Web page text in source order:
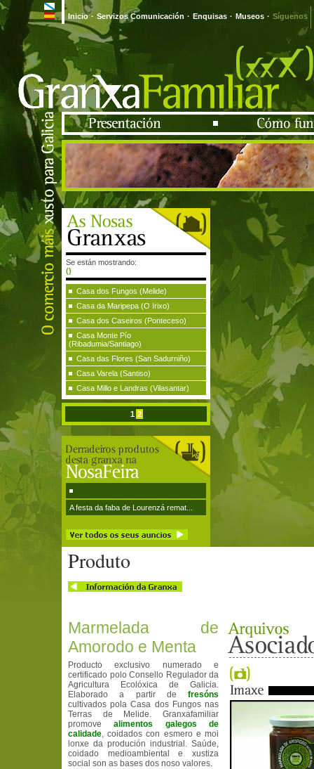
Inicio · Servizos Comunicación · Enquisas · Museos · Síguenos
Se están mostrando:
()
Casa dos Fungos (Melide)
Casa da Maripepa (O Irixo)
Casa dos Caseiros (Ponteceso)
Casa Monte Pío
(Ribadumia/Santiago)
Casa das Flores (San Sadurniño)
Casa Varela (Santiso)
Casa Millo e Landras (Vilasantar)
1 2
A festa da faba de Lourenzá remat...
Produto
Marmelada de
Amorodo e Menta
Producto exclusivo numerado e
certificado polo Consello Regulador da
Agricultura Ecolóxica de Galicia.
Elaborado a partir de fresóns
cultivados pola Casa dos Fungos nas
Terras de Melide. Granxafamiliar
promovealimentos galegos de
calidade, coidados con esmero e moi
lonxe da produción industrial. Saúde,
coidado medioambiental e xustiza
social son as bases dos noso valores.